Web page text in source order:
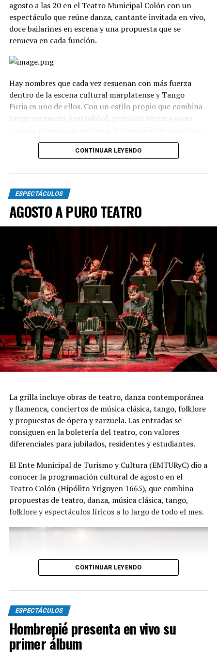
agosto a las 20 en el Teatro Municipal Colón con un
espectáculo que reúne danza, cantante invitada en vivo,
doce bailarines en escena y una propuesta que se
renueva en cada función.
Hay nombres que cada vez resuenan con más fuerza
dentro de la escena cultural marplatense y Tango
Furia es uno de ellos. Con un estilo propio que combina
tango escenario, teatralidad, precisión técnica y una
como uno de los grandes referentes del género en el
La propuesta recorre diferentes universos, desde los
clásicos hasta versiones contemporáneas y electrónicas.
A través de cuadros grupales, dúos y escenas teatrales,
el espectáculo transita distintas emociones: el amor, la
pasión, los encuentros, las despedidas y toda la
Incluye más de diez cambios de vestuario, un cuidado
diseño lumínico y escenas donde las diagonales, las
acrobacias, los firuletes y las coreografías
perfectamente sincronizadas convierten cada cuadro en
una demostración de virtuosismo, sensibilidad y trabajo
colectivo.
"Queremos que quienes todavía no conocen Tango
Furia descubran por qué el tango puede emocionar a
todas las generaciones. Y que quienes ya vivieron una de
nuestras funciones tengan ganas de volver, porque cada
función hay meses de ensayo y un enorme trabajo en
equipo para emocionar y sorprender al
público", expresa Emmanuel Marín.
distinguida con los Premios Estrella de Mar 2024 y
2026 como Mejor Espectáculo de Danza y con el Premio
Faro de Oro 2024. Además, Emmanuel Marín y Lola
Gutiérrez Rey obtuvieron el subcampeonato en el
Mundial de Tango de Buenos Aires.
realizar una gira por Europa. Además, recibió
la Declaración de Interés Cultural como Embajadores
cultura local.
La función del domingo 16 de agosto será una nueva
CONTINUAR LEYENDO
ESPECTÁCULOS
AGOSTO A PURO TEATRO
La grilla incluye obras de teatro, danza contemporánea
y flamenca, conciertos de música clásica, tango, folklore
y propuestas de ópera y zarzuela. Las entradas se
consiguen en la boletería del teatro, con valores
diferenciales para jubilados, residentes y estudiantes.
El Ente Municipal de Turismo y Cultura (EMTURyC) dio a
conocer la programación cultural de agosto en el
Teatro Colón (Hipólito Yrigoyen 1665), que combina
propuestas de teatro, danza, música clásica, tango,
folklore y espectáculos líricos a lo largo de todo el mes.
CONTINUAR LEYENDO
ESPECTÁCULOS
Hombrepié presenta en vivo su
primer álbum